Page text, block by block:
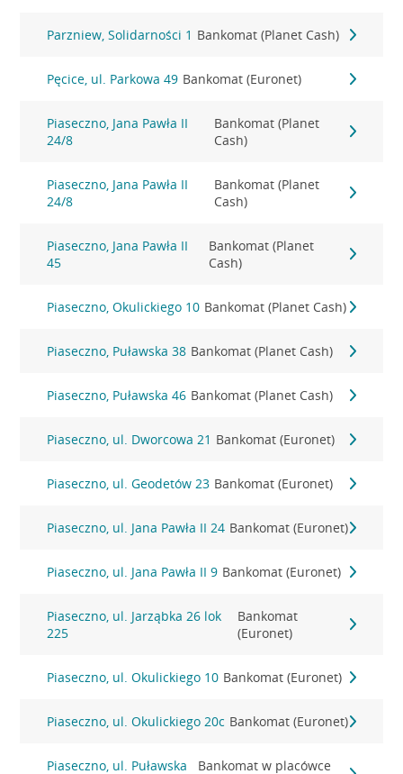
Parzniew, Solidarności 1 Bankomat (Planet Cash)
Pęcice, ul. Parkowa 49 Bankomat (Euronet)
Piaseczno, Jana Pawła II
24/8
Bankomat (Planet
Cash)
Piaseczno, Jana Pawła II
24/8
Bankomat (Planet
Cash)
Piaseczno, Jana Pawła II
45
Bankomat (Planet
Cash)
Piaseczno, Okulickiego 10 Bankomat (Planet Cash)
Piaseczno, Puławska 38 Bankomat (Planet Cash)
Piaseczno, Puławska 46 Bankomat (Planet Cash)
Piaseczno, ul. Dworcowa 21 Bankomat (Euronet)
Piaseczno, ul. Geodetów 23 Bankomat (Euronet)
Piaseczno, ul. Jana Pawła II 24 Bankomat (Euronet)
Piaseczno, ul. Jana Pawła II 9 Bankomat (Euronet)
Piaseczno, ul. Jarząbka 26 lok
225
Bankomat
(Euronet)
Piaseczno, ul. Okulickiego 10 Bankomat (Euronet)
Piaseczno, ul. Okulickiego 20c Bankomat (Euronet)
Piaseczno, ul. Puławska
Bankomat w placówce